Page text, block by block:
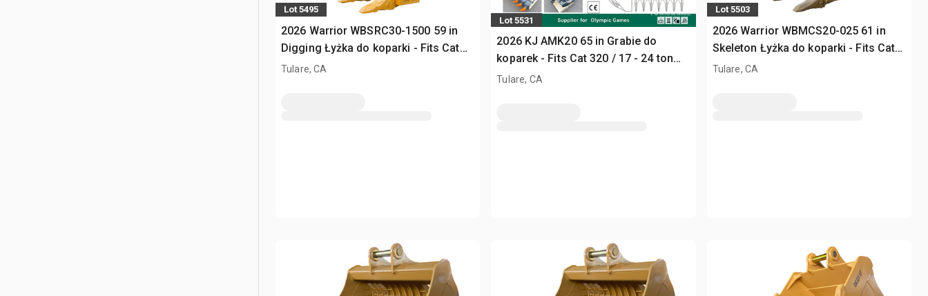
Lot 5495
2026 Warrior WBSRC30-1500 59 in
Digging Łyżka do koparki - Fits Cat
336 / 30 - 35 ton (Unused)
Tulare, CA
Lot 5531
2026 KJ AMK20 65 in Grabie do
koparek - Fits Cat 320 / 17 - 24 ton
(Unused)
Tulare, CA
Lot 5503
2026 Warrior WBMCS20-025 61 in
Skeleton Łyżka do koparki - Fits Cat
320 / 20 - 25 ton (Unused)
Tulare, CA